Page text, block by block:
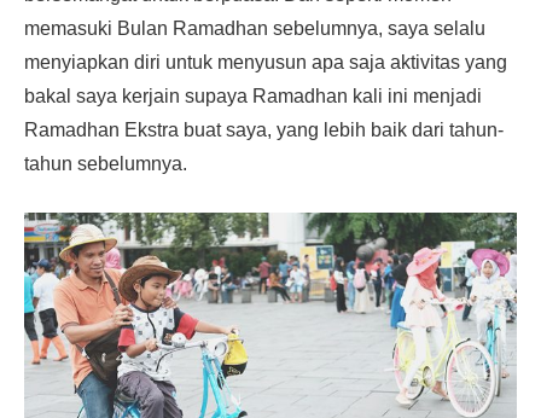
memasuki Bulan Ramadhan sebelumnya, saya selalu
menyiapkan diri untuk menyusun apa saja aktivitas yang
bakal saya kerjain supaya Ramadhan kali ini menjadi
Ramadhan Ekstra buat saya, yang lebih baik dari tahun-
tahun sebelumnya.